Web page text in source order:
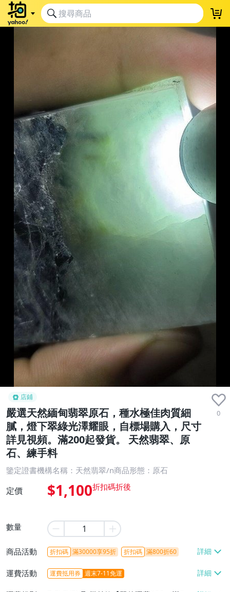
店鋪
嚴選天然緬甸翡翠原石，種水極佳肉質細
膩，燈下翠綠光澤耀眼，自標場購入，尺寸
詳見視頻。滿200起發貨。 天然翡翠、原
石、練手料
0
鑒定證書機構名稱：天然翡翠/n商品形態：原石
定價 $1,100
數量
商品活動 折扣碼 滿30000享95折 折扣碼 滿800折60
運費活動 運費抵用券 週末7-11免運